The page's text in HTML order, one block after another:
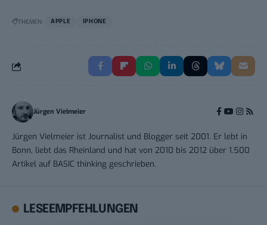
THEMEN: APPLE IPHONE
Jürgen Vielmeier
Jürgen Vielmeier ist Journalist und Blogger seit 2001. Er lebt in
Bonn, liebt das Rheinland und hat von 2010 bis 2012 über 1.500
Artikel auf BASIC thinking geschrieben.
LESEEMPFEHLUNGEN